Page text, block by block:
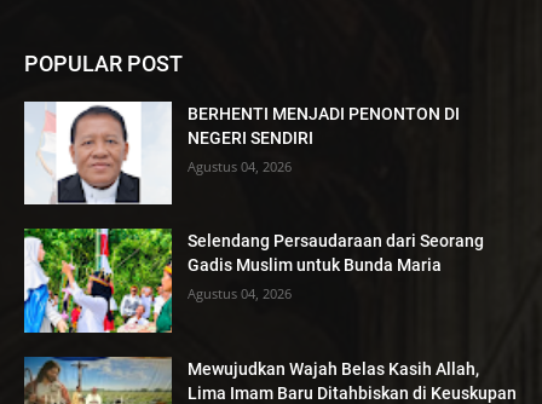
POPULAR POST
BERHENTI MENJADI PENONTON DI
NEGERI SENDIRI
Agustus 04, 2026
Selendang Persaudaraan dari Seorang
Gadis Muslim untuk Bunda Maria
Agustus 04, 2026
Mewujudkan Wajah Belas Kasih Allah,
Lima Imam Baru Ditahbiskan di Keuskupan